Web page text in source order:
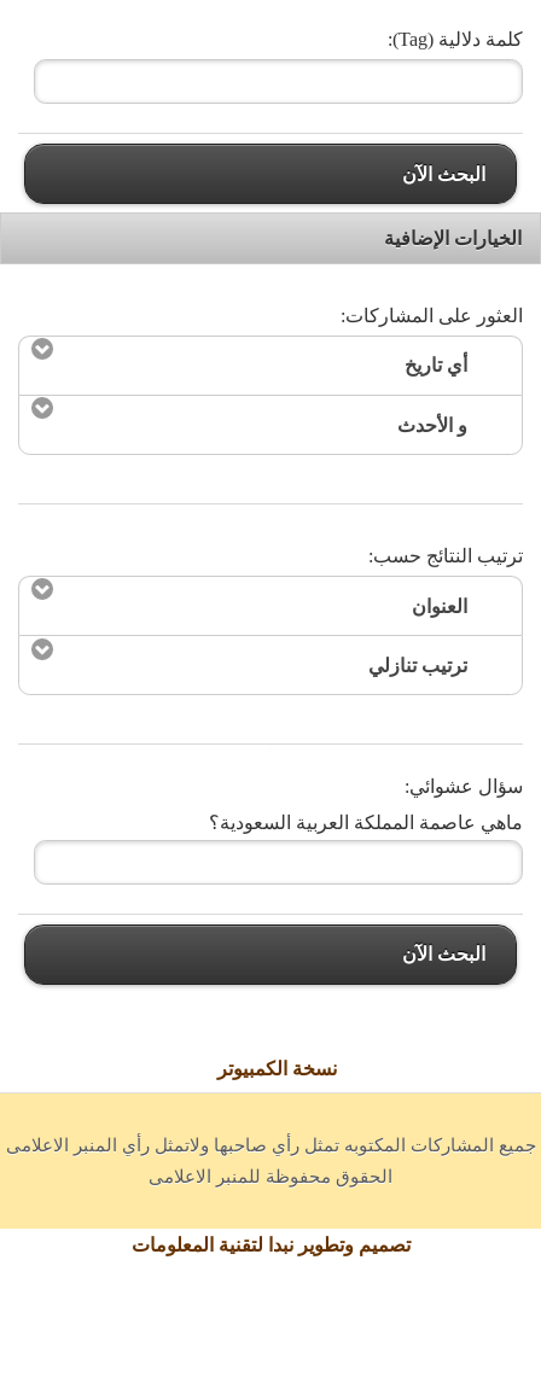
كلمة دلالية (Tag):
البحث الآن
الخيارات الإضافية
العثور على المشاركات:
أي تاريخ
و الأحدث
ترتيب النتائج حسب:
العنوان
ترتيب تنازلي
سؤال عشوائي:
ماهي عاصمة المملكة العربية السعودية؟
البحث الآن
نسخة الكمبيوتر
جميع المشاركات المكتوبه تمثل رأي صاحبها ولاتمثل رأي المنبر الاعلامى
الحقوق محفوظة للمنبر الاعلامى
تصميم وتطوير نبدا لتقنية المعلومات